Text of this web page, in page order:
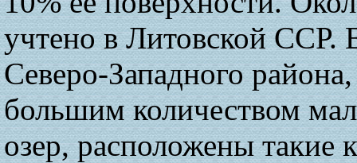
учтено в Литовской ССР.
Северо-Западного
большим количеством
озер, расположены такие